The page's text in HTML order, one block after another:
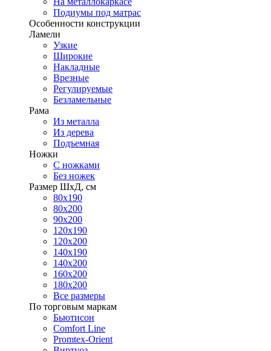
Подиумы под матрас
Особенности конструкции
Ламели
Узкие
Широкие
Накладные
Врезные
Регулируемые
Безламельные
Рама
Из металла
Из дерева
Подъемная
Ножки
С ножками
Без ножек
Размер ШхД, см
80х190
80х200
90х200
120х190
120х200
140х190
140х200
160х200
180х200
Все размеры
По торговым маркам
Бьютисон
Comfort Line
Promtex-Orient